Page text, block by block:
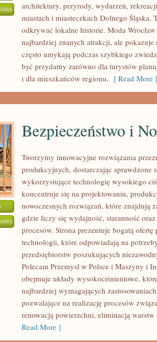
ZGORZELEC
architektury, przyrody, wydarzeń,
miastach i miasteczkach Dolnego Śląska.
odkrywać lokalne historie. Moda
najbardziej znanych atrakcji, ale
często umykają podczas szybkiego
być przydatny zarówno dla turystów
i dla mieszkańców regionu, [ Read More ]
BEZPIECZEŃSTWO
NORMY
Bezpieczeństwo i
Tworzymy innowacyjne rozwiązania
produkcyjnych, dostarczając sprawdzone
wykorzystujące technologię wysokiego
koncentruje się na projektowaniu,
nowoczesnych rozwiązań, które znajdują
gdzie liczy się wydajność, staranność
procesów. Strona prezentuje bogatą ofertę
technologii, które odpowiadają na
przedsiębiorstw poszukujących
Polecam Przemysł w Polsce i Maszyny i
obejmuje układy wysokociśnieniowe,
najbardziej wymagających
pozwalające na realizację procesów
renowacją powierzchni, eliminacją
Read More ]